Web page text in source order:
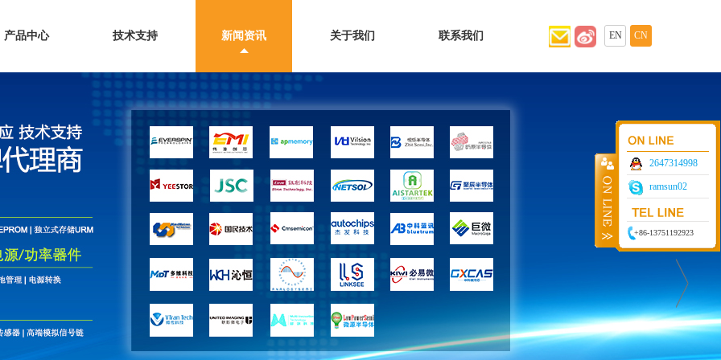
产品中心 技术支持 新闻资讯 关于我们 联系我们 EN CN
2647314998
ramsun02
+86-13751192923